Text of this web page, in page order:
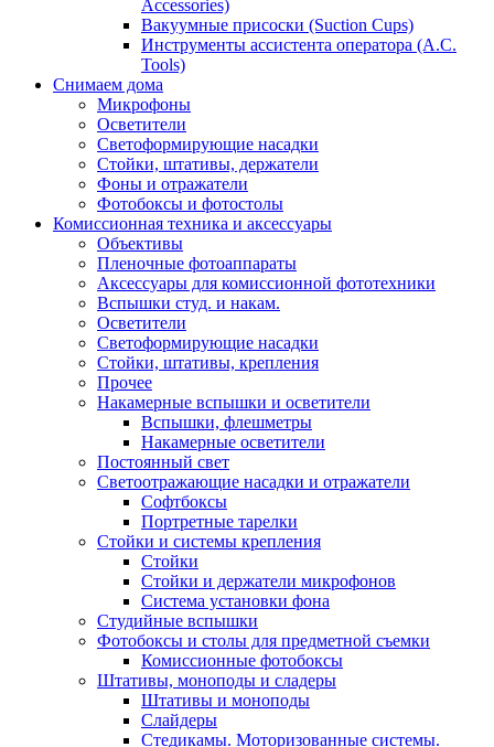
Accessories)
Вакуумные присоски (Suction Cups)
Инструменты ассистента оператора (A.C.
Tools)
Снимаем дома
Микрофоны
Осветители
Светоформирующие насадки
Стойки, штативы, держатели
Фоны и отражатели
Фотобоксы и фотостолы
Комиссионная техника и аксессуары
Объективы
Пленочные фотоаппараты
Аксессуары для комиссионной фототехники
Вспышки студ. и накам.
Осветители
Светоформирующие насадки
Стойки, штативы, крепления
Прочее
Накамерные вспышки и осветители
Вспышки, флешметры
Накамерные осветители
Постоянный свет
Светоотражающие насадки и отражатели
Софтбоксы
Портретные тарелки
Стойки и системы крепления
Стойки
Стойки и держатели микрофонов
Система установки фона
Студийные вспышки
Фотобоксы и столы для предметной съемки
Комиссионные фотобоксы
Штативы, моноподы и сладеры
Штативы и моноподы
Слайдеры
Стедикамы. Моторизованные системы.